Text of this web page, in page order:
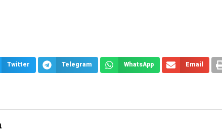
Twitter Telegram WhatsApp Email